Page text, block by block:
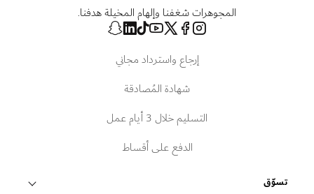
المجوهرات شغفنا وإلهام المخيلة هدفنا.
إرجاع واسترداد مجاني
شهادة المُصادقة
التسليم خلال 3 أيام عمل
الدفع على أقساط
تسوّق